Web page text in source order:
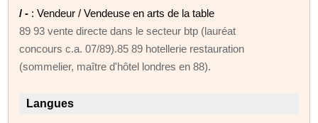
/ - : Vendeur / Vendeuse en arts de la table
89 93 vente directe dans le secteur btp (lauréat
concours c.a. 07/89).85 89 hotellerie restauration
(sommelier, maître d'hôtel londres en 88).
Langues